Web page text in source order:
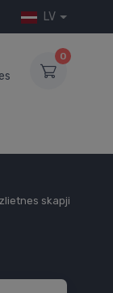
LV
0
skapji